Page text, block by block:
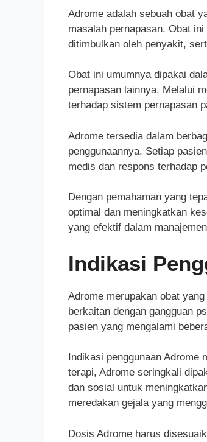
Adrome adalah sebuah obat
masalah pernapasan. Obat
ditimbulkan oleh penyakit,
Obat ini umumnya dipakai
pernapasan lainnya. Melalui
terhadap sistem pernapasan
Adrome tersedia dalam
penggunaannya. Setiap
medis dan respons terhadap
Dengan pemahaman yang
optimal dan meningkatkan
yang efektif dalam
Indikasi
Adrome merupakan obat
berkaitan dengan gangguan
pasien yang mengalami
Indikasi penggunaan Adrome
terapi, Adrome seringkali
dan sosial untuk
meredakan gejala yang
Dosis Adrome harus